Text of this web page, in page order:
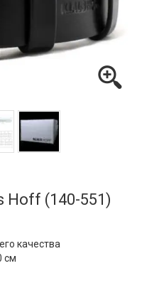
Hoff (140-551)
качества
см